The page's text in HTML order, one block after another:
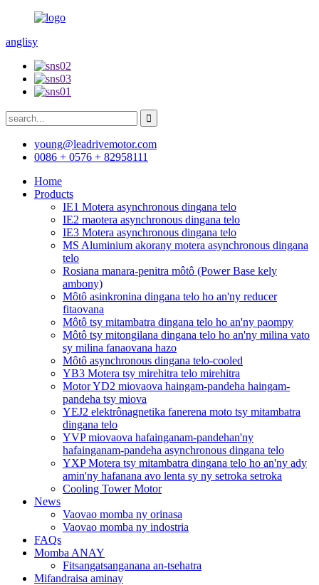
anglisy
young@leadrivemotor.com
0086 + 0576 + 82958111
Home
Products
IE1 Motera asynchronous dingana telo
IE2 maotera asynchronous dingana telo
IE3 Motera asynchronous dingana telo
MS Aluminium akorany motera asynchronous dingana
telo
Rosiana manara-penitra môtô (Power Base kely
ambony)
Môtô asinkronina dingana telo ho an'ny reducer
fitaovana
Môtô tsy mitambatra dingana telo ho an'ny paompy
Môtô tsy mitongilana dingana telo ho an'ny milina vato
sy milina fanaovana hazo
Môtô asynchronous dingana telo-cooled
YB3 Motera tsy mirehitra telo mirehitra
Motor YD2 miovaova haingam-pandeha haingam-
pandeha tsy miova
YEJ2 elektrônagnetika fanerena moto tsy mitambatra
dingana telo
YVP miovaova hafainganam-pandehan'ny
hafainganam-pandeha asynchronous dingana telo
YXP Motera tsy mitambatra dingana telo ho an'ny ady
amin'ny hafanana avo lenta sy ny setroka setroka
Cooling Tower Motor
News
Vaovao momba ny orinasa
Vaovao momba ny indostria
FAQs
Momba ANAY
Fitsangatsanganana an-tsehatra
Mifandraisa aminay